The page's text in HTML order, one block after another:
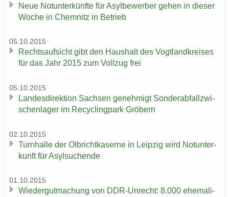
Neue Not­un­ter­künf­te für Asyl­be­wer­ber gehen in die­ser
Woche in Chem­nitz in Be­trieb
05.10.2015
Rechts­auf­sicht gibt den Haus­halt des Vogt­land­krei­ses
für das Jahr 2015 zum Voll­zug frei
05.10.2015
Lan­des­di­rek­ti­on Sach­sen ge­neh­migt Son­der­ab­fall­zwi­
schen­la­ger im Re­cy­cling­park Grö­bern
02.10.2015
Turn­hal­le der Ol­bricht­ka­ser­ne in Leip­zig wird Not­un­ter­
kunft für Asyl­su­chen­de
01.10.2015
Wie­der­gut­ma­chung von DDR-​Unrecht: 8.000 ehe­ma­li­